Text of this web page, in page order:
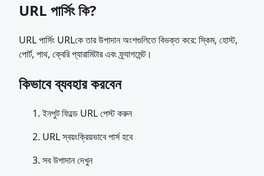
URL পার্সিং কি?
URL পার্সিং URLকে তার উপাদান অংশগুলিতে বিভক্ত করে: স্কিম, হোস্ট,
পোর্ট, পাথ, ক্বেরি প্যারামিটার এবং ফ্র্যাগমেন্ট।
কিভাবে ব্যবহার করবেন
ইনপুট ফিল্ডে URL পেস্ট করুন
URL স্বয়ংক্রিয়ভাবে পার্স হবে
সব উপাদান দেখুন